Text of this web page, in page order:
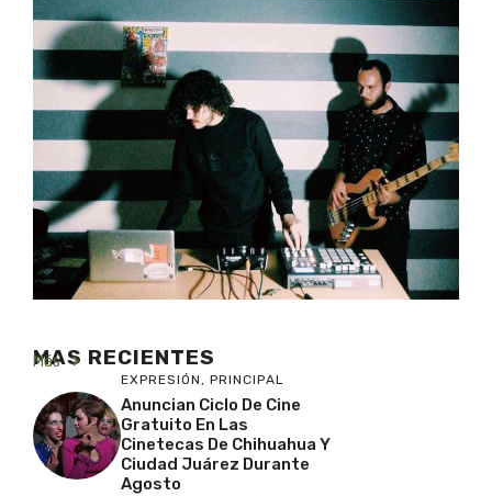
MAS RECIENTES
Más
EXPRESIÓN , PRINCIPAL
Anuncian Ciclo De Cine
Gratuito En Las
Cinetecas De Chihuahua Y
Ciudad Juárez Durante
Agosto